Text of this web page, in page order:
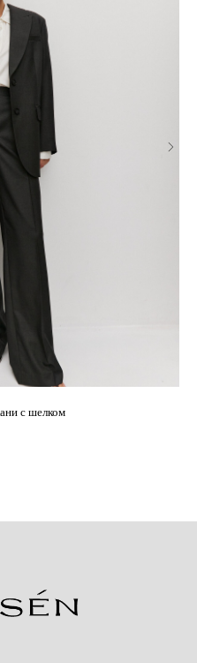
с шелком